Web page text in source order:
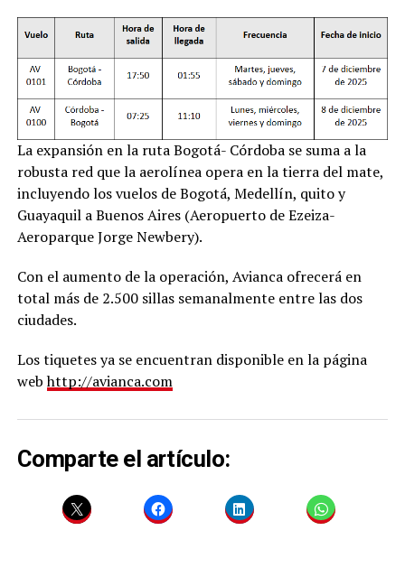
La expansión en la ruta Bogotá- Córdoba se suma a la
robusta red que la aerolínea opera en la tierra del mate,
incluyendo los vuelos de Bogotá, Medellín, quito y
Guayaquil a Buenos Aires (Aeropuerto de Ezeiza-
Aeroparque Jorge Newbery).
Con el aumento de la operación, Avianca ofrecerá en
total más de 2.500 sillas semanalmente entre las dos
ciudades.
Los tiquetes ya se encuentran disponible en la página
webhttp://avianca.com
Comparte el artículo: